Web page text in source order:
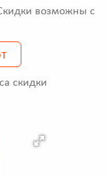
возможны с
скидки